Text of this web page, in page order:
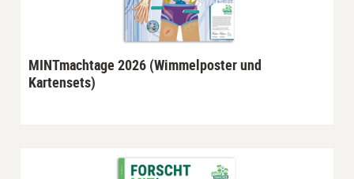
MINTmachtage 2026 (Wimmelposter und
Kartensets)